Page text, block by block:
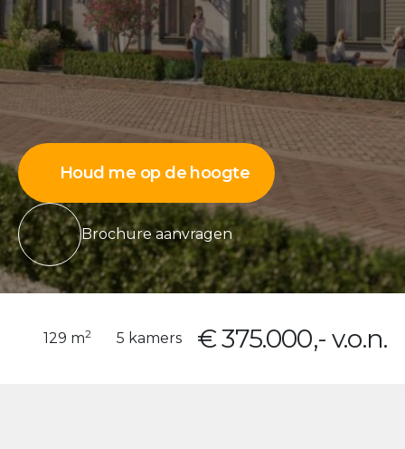
Houd me op de hoogte
Brochure aanvragen
129 m2 5 kamers € 375.000,- v.o.n.